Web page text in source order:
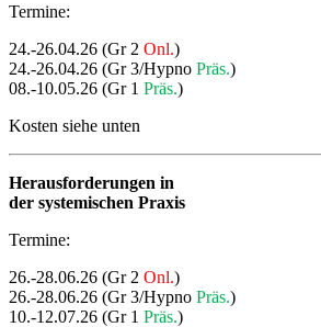
Termine:
24.-26.04.26 (Gr 2 Onl.)
24.-26.04.26 (Gr 3/Hypno Präs.)
08.-10.05.26 (Gr 1 Präs.)
Kosten siehe unten
Herausforderungen in
der systemischen Praxis
Termine:
26.-28.06.26 (Gr 2 Onl.)
26.-28.06.26 (Gr 3/Hypno Präs.)
10.-12.07.26 (Gr 1 Präs.)